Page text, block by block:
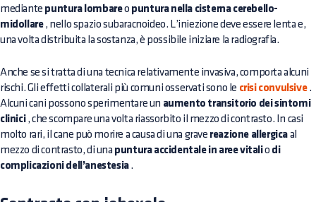
mediante puntura lombareo puntura nella cisterna cerebello-
midollare, nello spazio subaracnoideo. L’iniezione deve essere lenta e,
una volta distribuita la sostanza, è possibile iniziare la radiografia.
Anche se si tratta di una tecnica relativamente invasiva, comporta alcuni
rischi. Gli effetti collaterali più comuni osservati sono le crisi convulsive.
Alcuni cani possono sperimentare un aumento transitorio dei sintomi
clinici, che scompare una volta riassorbito il mezzo di contrasto. In casi
molto rari, il cane può morire a causa di una grave reazione allergica al
mezzo di contrasto, di una puntura accidentale in aree vitalio di
complicazioni dell’anestesia.